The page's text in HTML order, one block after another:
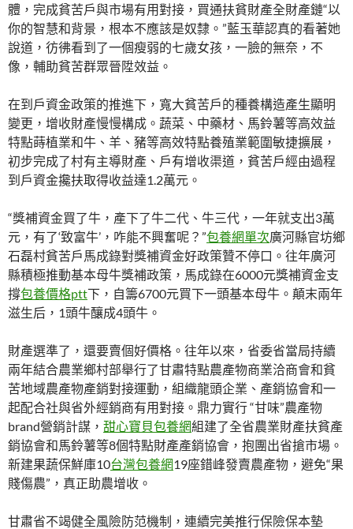
體，完成貧苦戶與市場有用對接，買通扶貧財產全財產鏈“以
你的智慧和背景，根本不應該是奴隸。”藍玉華認真的看著她
說道，彷彿看到了一個瘦弱的七歲女孩，一臉的無奈，不
像，輔助貧苦群眾晉陞效益。
在到戶資金政策的推進下，寬大貧苦戶的種養構造產生顯明
變更，增收財產慢慢構成。蔬菜、中藥材、馬鈴薯等高效益
特點蒔植業和牛、羊、豬等高效特點養殖業範圍敏捷擴展，
初步完成了村有主導財產、戶有增收渠道，貧苦戶經由過程
到戶資金攙扶取得收益達1.2萬元。
“獎補資金買了牛，產下了牛二代、牛三代，一年就支出3萬
元，有了‘致富牛’，咋能不興奮呢？”包養網單次廣河縣官坊鄉
石磊村貧苦戶馬成錄對獎補資金好政策贊不停口。往年廣河
縣積極推動基本母牛獎補政策，馬成錄在6000元獎補資金支
撐包養價格ptt下，自籌6700元買下一頭基本母牛。顛末兩年
滋生后，1頭牛釀成4頭牛。
財產選準了，還要賣個好價格。往年以來，省委省當局持續
兩年結合農業鄉村部舉行了甘肅特點農產物商業洽商會和貧
苦地域農產物產銷對接運動，組織龍頭企業、產銷協會和一
起配合社與省外經銷商有用對接。鼎力實行 “甘味”農產物
brand營銷計謀， 甜心寶貝包養網組建了全省農業財產扶貧產
銷協會和馬鈴薯等8個特點財產產銷協會，抱團出省搶市場。
新建果蔬保鮮庫10台灣包養網19座錯峰發賣農產物，避免“果
賤傷農”，真正助農增收。
甘肅省不竭健全風險防范機制，連續完美推行保險保本墊